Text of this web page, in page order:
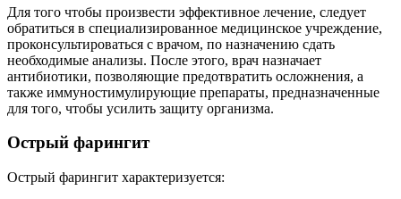
Для того чтобы произвести эффективное лечение, следует
обратиться в специализированное медицинское учреждение,
проконсультироваться с врачом, по назначению сдать
необходимые анализы. После этого, врач назначает
антибиотики, позволяющие предотвратить осложнения, а
также иммуностимулирующие препараты, предназначенные
для того, чтобы усилить защиту организма.
Острый фарингит
Острый фарингит характеризуется: